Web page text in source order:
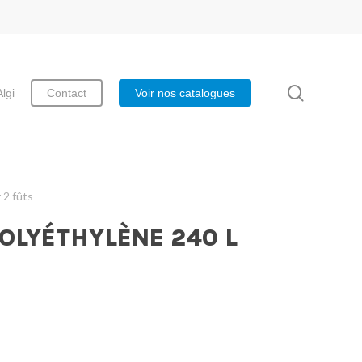
Contact Voir nos catalogues
2 fûts
240 L